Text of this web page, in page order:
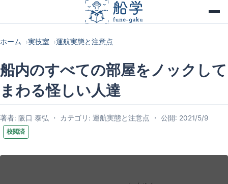
ホーム 実技室 運航実態と注意点
船内のすべての部屋をノックして
まわる怪しい人達
著者: 阪口 泰弘 ・ カテゴリ: 運航実態と注意点 ・ 公開: 2021/5/9
校閲済